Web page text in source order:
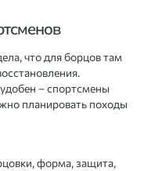
что для борцов там
– спортсмены
планировать походы
форма, защита,